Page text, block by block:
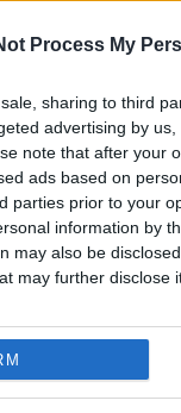
Process My
sharing to third
advertising by
note that after your
ads based on
parties prior to your
information by
may also be
may further disclose
stricată în
2019